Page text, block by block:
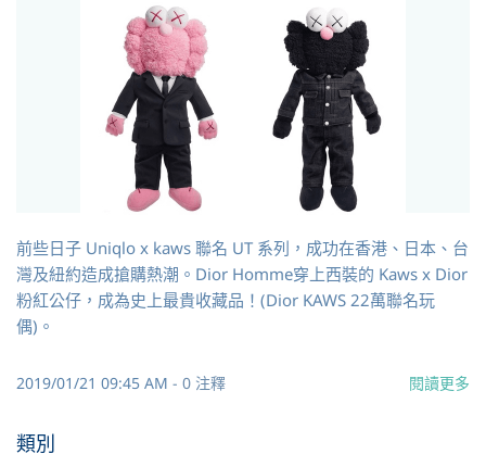
前些日子 Uniqlo x kaws 聯名 UT 系列，成功在香港、日本、台
灣及紐約造成搶購熱潮。Dior Homme穿上西裝的 Kaws x Dior
粉紅公仔，成為史上最貴收藏品！(Dior KAWS 22萬聯名玩
偶)。
2019/01/21 09:45 AM - 0 注釋 閱讀更多
類別